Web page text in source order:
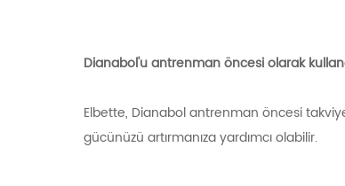
Dianabol'u antrenman öncesi olarak
Elbette, Dianabol antrenman öncesi
gücünüzü artırmanıza yardımcı olabilir.